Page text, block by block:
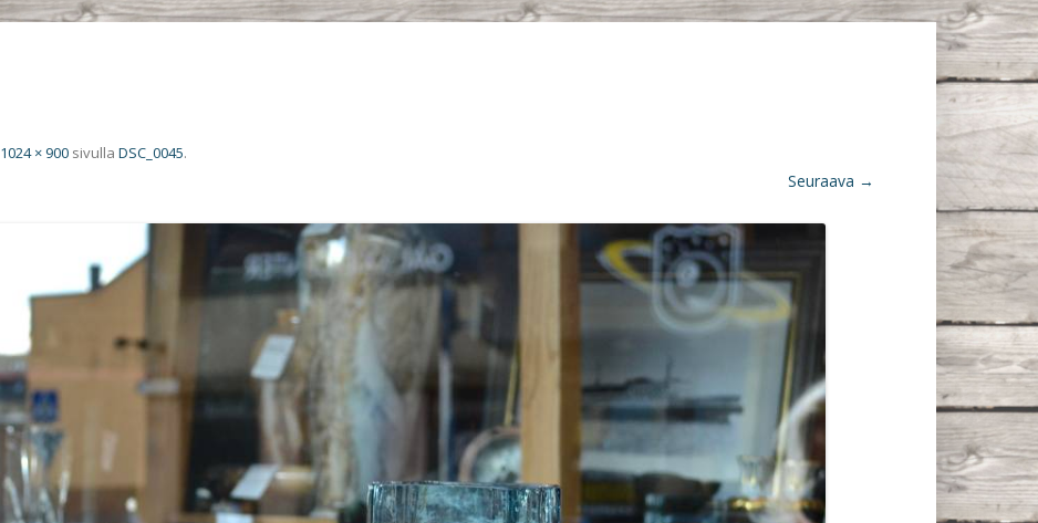
1024 × 900 sivulla DSC_0045.
Seuraava →